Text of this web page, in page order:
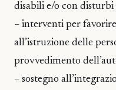
disabili e/o con
– interventi per
all’istruzione delle
provvedimento
– sostegno